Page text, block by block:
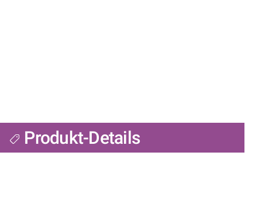
Produkt-Details